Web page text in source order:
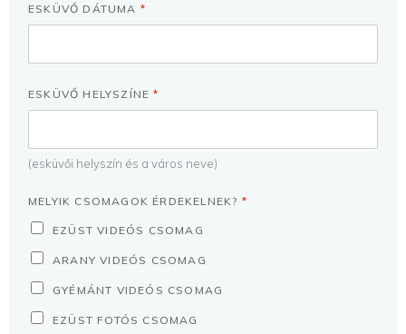
ESKÜVŐ DÁTUMA *
ESKÜVŐ HELYSZÍNE*
(esküvői helyszín és a város neve)
MELYIK CSOMAGOK ÉRDEKELNEK? *
EZÜST VIDEÓS CSOMAG
ARANY VIDEÓS CSOMAG
GYÉMÁNT VIDEÓS CSOMAG
EZÜST FOTÓS CSOMAG